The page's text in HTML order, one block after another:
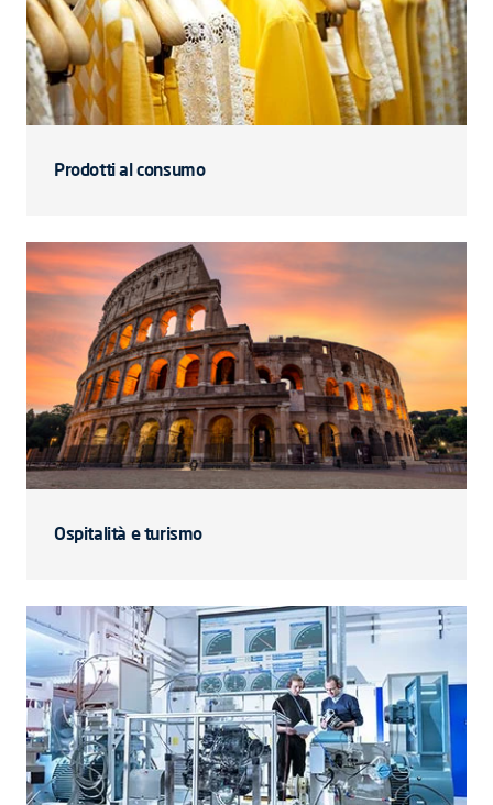
Prodotti al consumo
Ospitalità e turismo